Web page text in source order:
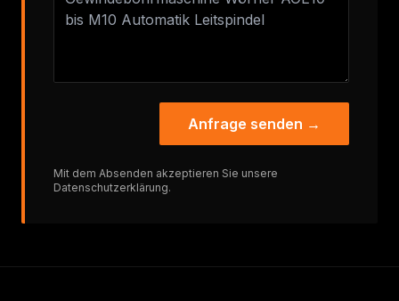
Anfrage senden →
Mit dem Absenden akzeptieren Sie unsere
Datenschutzerklärung.